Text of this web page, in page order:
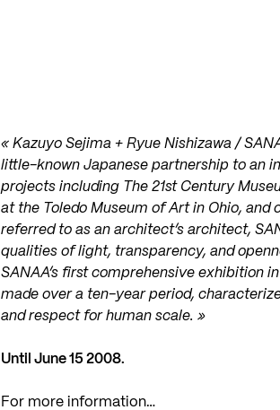
« Kazuyo Sejima + Ryue Nishizawa /
little-known Japanese partnership to an
projects including The 21st Century
at the Toledo Museum of Art in Ohio, and
referred to as an architect’s architect,
qualities of light, transparency, and
SANAA’s first comprehensive exhibition
made over a ten-year period,
and respect for human scale. »
Until June 15 2008.
For more information…